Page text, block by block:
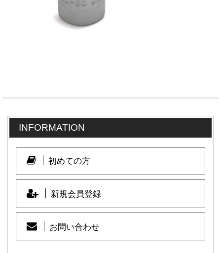
INFORMATION
初めての方
新規会員登録
お問い合わせ